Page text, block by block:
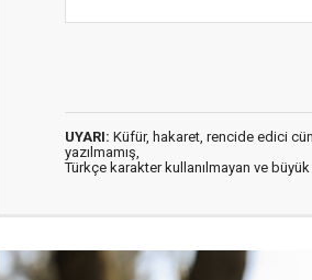
UYARI: Küfür, hakaret, rencide edici
yazılmamış,
Türkçe karakter kullanılmayan ve